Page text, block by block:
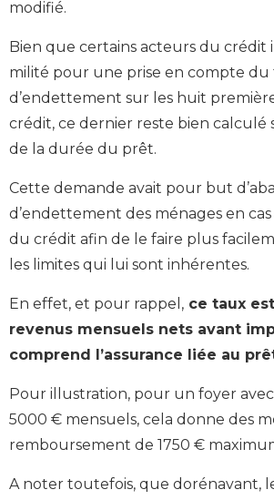
modifié.
Bien que certains acteurs du crédit
milité pour une prise en compte du
d’endettement sur les huit
crédit, ce dernier reste bien calculé
de la durée du prêt.
Cette demande avait pour but
d’endettement des ménages en
du crédit afin de le faire plus
les limites qui lui sont inhérentes.
En effet, et pour rappel, ce taux
revenus mensuels nets avant
comprend l’assurance liée au
Pour illustration, pour un foyer
5000 € mensuels, cela donne des
remboursement de 1750 €
A noter toutefois, que dorénavant,